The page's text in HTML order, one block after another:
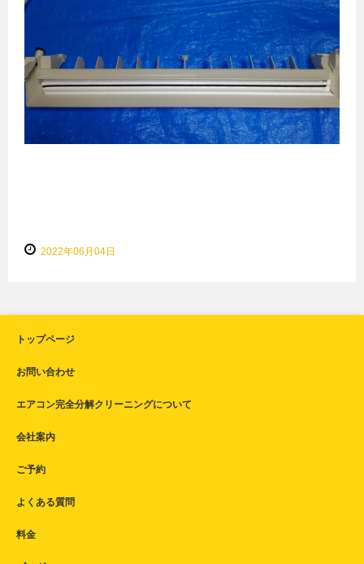
2022年06月04日
トップページ
お問い合わせ
エアコン完全分解クリーニングについて
会社案内
ご予約
よくある質問
料金